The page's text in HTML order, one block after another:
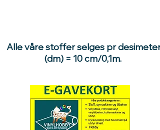
Alle våre stoffer selges pr desimeter
(dm) = 10 cm/0,1m.